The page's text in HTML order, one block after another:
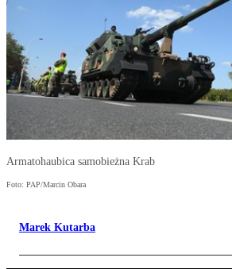
Armatohaubica samobieżna Krab
Foto: PAP/Marcin Obara
Marek Kutarba